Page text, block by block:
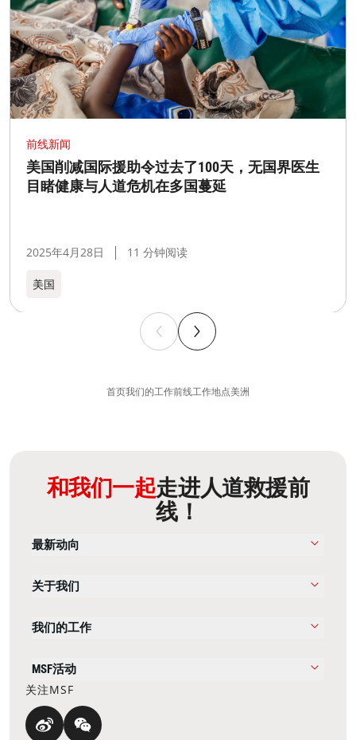
前线新闻
美国削减国际援助令过去了100天，无国界医生
目睹健康与人道危机在多国蔓延
2025年4月28日 11 分钟阅读
美国
首页我们的工作前线工作地点美洲
和我们一起走进人道救援前
线！
最新动向
关于我们
我们的工作
MSF活动
关注MSF